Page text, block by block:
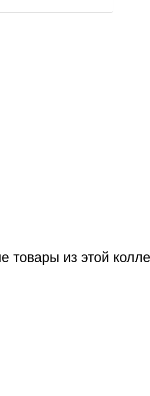
товары из этой